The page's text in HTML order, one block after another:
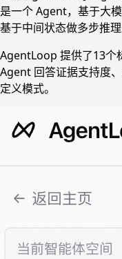
是一个 Agent，基于大
基于中间状态做多步推理
AgentLoop 提供了13个
Agent 回答证据支持度
定义模式。